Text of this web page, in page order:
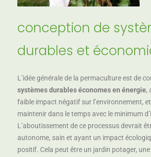
conception de
durables et
L’idée générale de la permaculture est de
systèmes durables économes en énergie,
faible impact négatif sur l’environnement,
maintenir dans le temps avec le minimum
L’aboutissement de ce processus devrait
autonome, sain et ayant un impact
positif. Cela peut être un jardin potager,